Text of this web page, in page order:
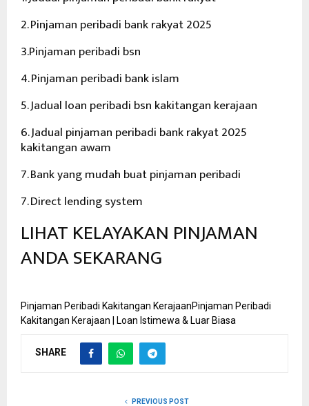
2. Pinjaman peribadi bank rakyat 2025
3.Pinjaman peribadi bsn
4. Pinjaman peribadi bank islam
5. Jadual loan peribadi bsn kakitangan kerajaan
6. Jadual pinjaman peribadi bank rakyat 2025
kakitangan awam
7. Bank yang mudah buat pinjaman peribadi
7. Direct lending system
LIHAT KELAYAKAN PINJAMAN
ANDA SEKARANG
Pinjaman Peribadi Kakitangan KerajaanPinjaman Peribadi
Kakitangan Kerajaan | Loan Istimewa & Luar Biasa
SHARE
PREVIOUS POST